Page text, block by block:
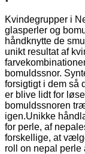
Kvindegrupper i
glasperler og
håndknytte de
unikt resultat af
bomuldssnor.
forsigtigt i dem så
er blive lidt for
bomuldssnoren
igen.Unikke
for perle, af
forskellige, at
roll on nepal perle